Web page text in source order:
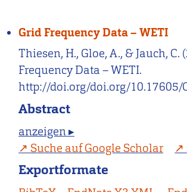
Grid Frequency Data – WETI
Thiesen, H., Gloe, A., & Jauch, C.
Frequency Data – WETI.
http://doi.org/doi.org/10.17605/
Abstract
anzeigen ▸
Suche auf Google Scholar
Exportformate